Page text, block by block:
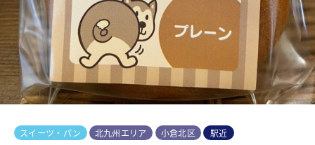
スイーツ・パン 北九州エリア 小倉北区
駅近